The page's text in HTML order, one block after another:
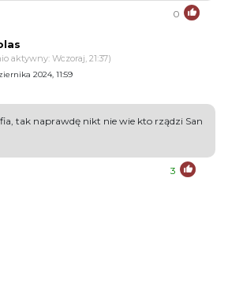
0
aktywny: Wczoraj, 21:37)
2024, 11:59
tak naprawdę nikt nie wie kto rządzi San
3